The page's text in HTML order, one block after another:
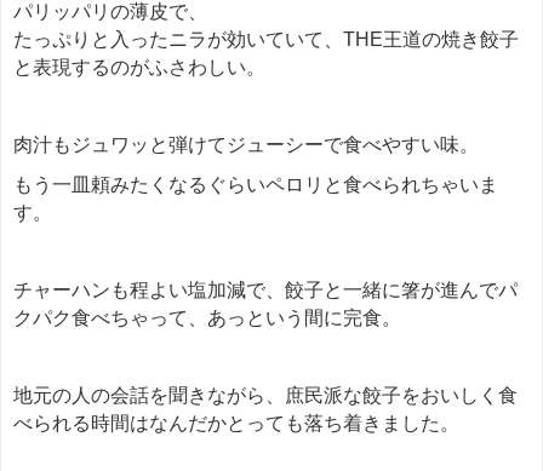
パリッパリの薄皮で、
たっぷりと入ったニラが効いていて、THE王道の焼き餃子
と表現するのがふさわしい。
肉汁もジュワッと弾けてジューシーで食べやすい味。
もう一皿頼みたくなるぐらいペロリと食べられちゃいま
す。
チャーハンも程よい塩加減で、餃子と一緒に箸が進んでパ
クパク食べちゃって、あっという間に完食。
地元の人の会話を聞きながら、庶民派な餃子をおいしく食
べられる時間はなんだかとっても落ち着きました。